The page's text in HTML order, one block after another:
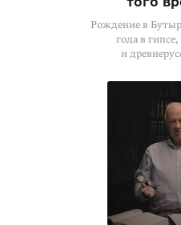
Рождение в
года в
и